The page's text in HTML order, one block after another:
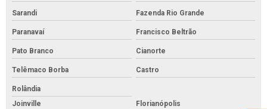
Sarandi Fazenda Rio Grande
Paranavaí Francisco Beltrão
Pato Branco Cianorte
Telêmaco Borba Castro
Rolândia
Joinville
Florianópolis